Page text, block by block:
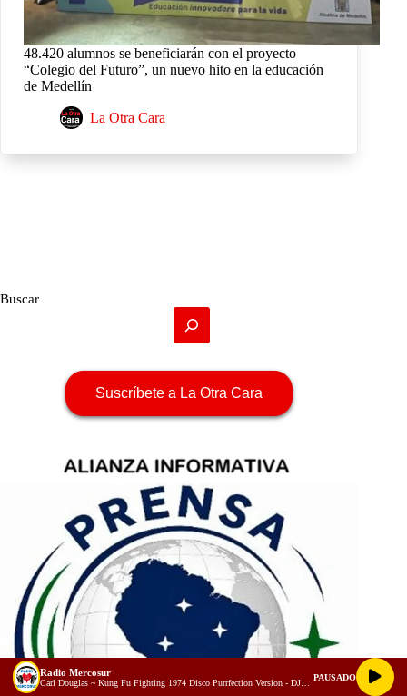
48.420 alumnos se beneficiarán con el proyecto
“Colegio del Futuro”, un nuevo hito en la educación
de Medellín
La Otra Cara
Buscar
Suscríbete a La Otra Cara
Radio Mercosur PAUSADO